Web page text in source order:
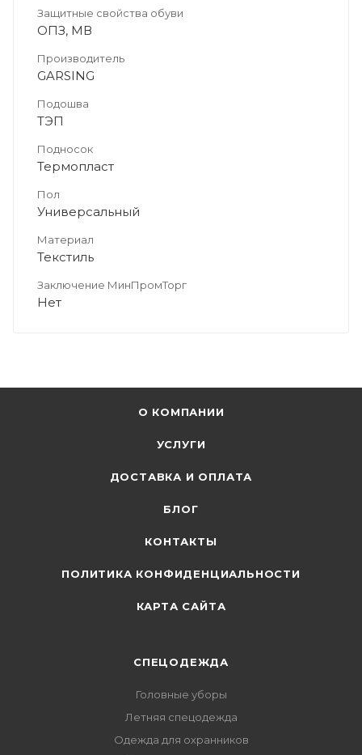
Защитные свойства обуви
ОПЗ, МВ
Производитель
GARSING
Подошва
ТЭП
Подносок
Термопласт
Пол
Универсальный
Материал
Текстиль
Заключение МинПромТорг
Нет
О КОМПАНИИ
УСЛУГИ
ДОСТАВКА И ОПЛАТА
БЛОГ
КОНТАКТЫ
ПОЛИТИКА КОНФИДЕНЦИАЛЬНОСТИ
КАРТА САЙТА
СПЕЦОДЕЖДА
Головные уборы
Летняя спецодежда
Одежда для охранников